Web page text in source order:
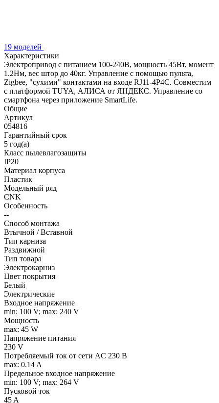
19 моделей
Характеристики
Электропривод с питанием 100-240В, мощность 45Вт, момент
1.2Нм, вес штор до 40кг. Управление с помощью пульта,
Zigbee, "сухими" контактами на входе RJ11-4P4C. Совместим
с платформой TUYA, АЛИСА от ЯНДЕКС. Управление со
смартфона через приложение SmartLife.
Общие
Артикул
054816
Гарантийный срок
5 год(а)
Класс пылевлагозащиты
IP20
Материал корпуса
Пластик
Модельный ряд
CNK
Особенность
--
Способ монтажа
Втычной / Вставной
Тип карниза
Раздвижной
Тип товара
Электрокарниз
Цвет покрытия
Белый
Электрические
Входное напряжение
min: 100 V; max: 240 V
Мощность
max: 45 W
Напряжение питания
230 V
Потребляемый ток от сети AC 230 В
max: 0.14 A
Предельное входное напряжение
min: 100 V; max: 264 V
Пусковой ток
45 A